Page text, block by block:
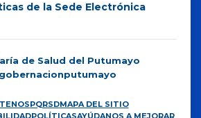
de la Sede Electrónica
de Salud del Putumayo
PQRSDMAPA DEL SITIO
POLÍTICASAYÚDANOS A MEJORAR